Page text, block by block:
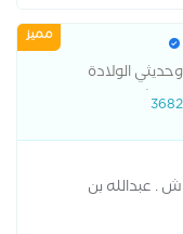
مميز
الولادة
استشاري دولي رضاعه
3682
عيادة () مول ذا فونت الطبي A ش . عبدالله بن